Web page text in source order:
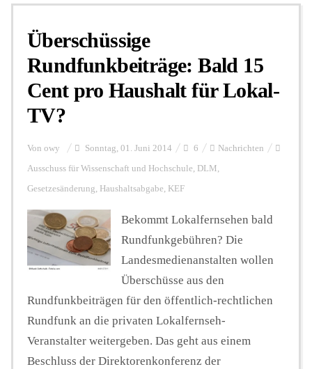
Personalien
Hintergrund
FUNKTURM-Beiträge
Podcast
Seminare
Unterstützen
Überschüssige
Rundfunkbeiträge: Bald 15
Cent pro Haushalt für Lokal-
TV?
Von owy Sonntag, 01. Juni 2014 6 Nachrichten
Ausschuss für Wissenschaft und Hochschule, DLM,
Gesetzesänderung, Haushaltsabgabe, KEF
Bekommt Lokalfernsehen bald
Rundfunkgebühren? Die
Landesmedienanstalten wollen
Überschüsse aus den
Rundfunkbeiträgen für den öffentlich-rechtlichen
Rundfunk an die privaten Lokalfernseh-
Veranstalter weitergeben. Das geht aus einem
Beschluss der Direktorenkonferenz der